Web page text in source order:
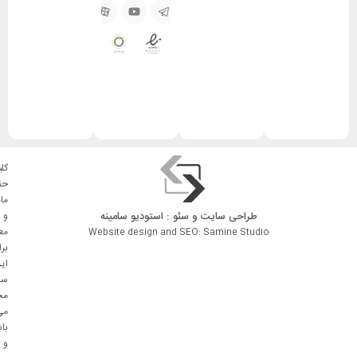
طراحی سایت و سئو : استودیو سامینه
Website design and SEO: Samine Studio
و
و